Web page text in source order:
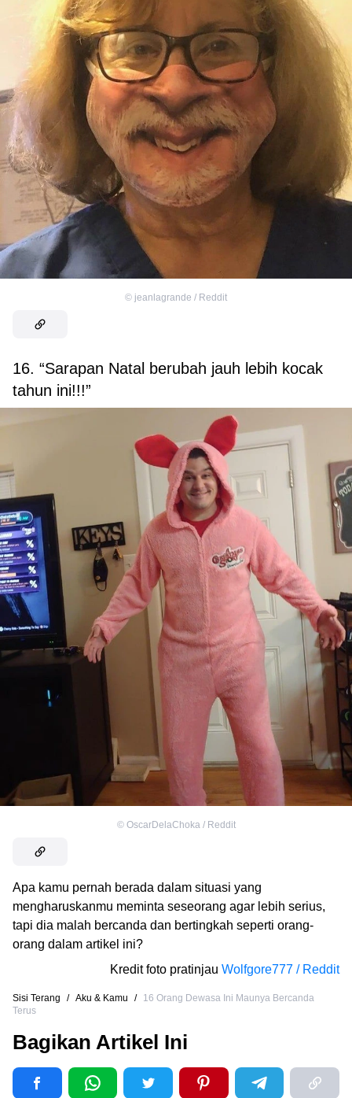
© jeanlagrande / Reddit
16. “Sarapan Natal berubah jauh lebih kocak
tahun ini!!!”
© OscarDelaChoka / Reddit
Apa kamu pernah berada dalam situasi yang
mengharuskanmu meminta seseorang agar lebih serius,
tapi dia malah bercanda dan bertingkah seperti orang-
orang dalam artikel ini?
Kredit foto pratinjau Wolfgore777 / Reddit
Sisi Terang / Aku & Kamu /
16 Orang Dewasa Ini Maunya Bercanda
Terus
Bagikan Artikel Ini